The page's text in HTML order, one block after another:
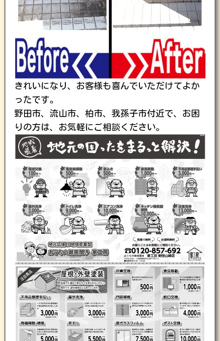
きれいになり、お客様も喜んでいただけてよか
ったです。
野田市、流山市、柏市、我孫子市付近で、お困
りの方は、お気軽にご相談ください。